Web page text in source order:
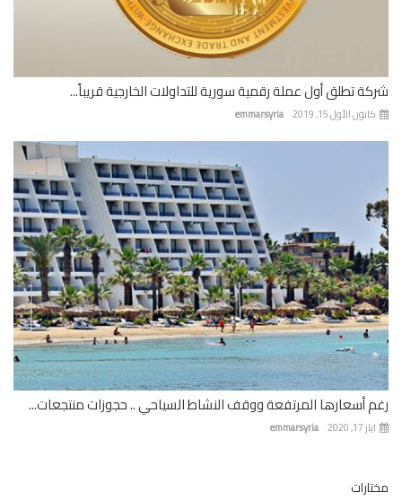
تطلق أول عملة رقمية سورية للتداولات الخارجية قريباً...
emmarsyria الأول 15, 2019
أسعارها المرتفعة ووقف النشاط السياحي .. حجوزات منتجعات...
emmarsyria